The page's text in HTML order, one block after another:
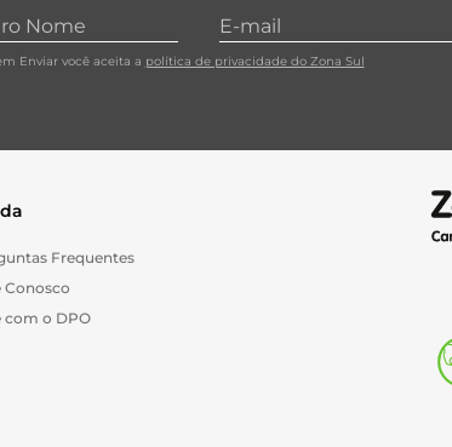
Enviar você aceita a política de privacidade do Zona Sul
Frequentes
Conosco
com o DPO